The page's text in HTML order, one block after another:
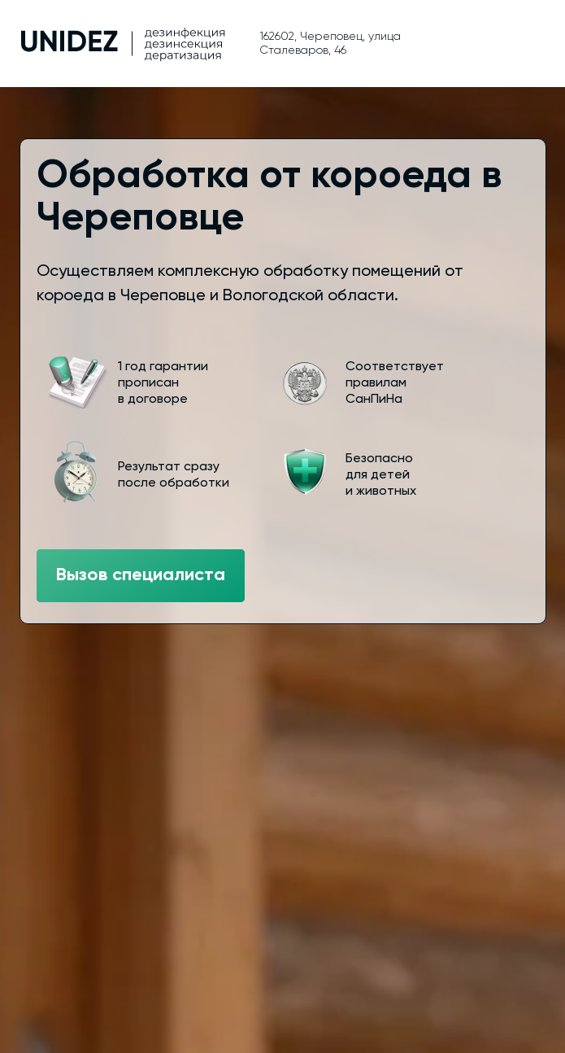
162602, Череповец, улица
Сталеваров, 46
Обработка от короеда в
Череповце
Осуществляем комплексную обработку помещений от
короеда в Череповце и Вологодской области.
1 год гарантии
прописан
в договоре
Соответствует
правилам
СанПиНа
Результат сразу
после обработки
Безопасно
для детей
и животных
Вызов специалиста